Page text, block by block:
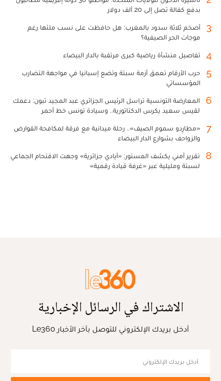
بدفع كفالة تصل إلى 20 ألف دولار
3
أضخم ثلاثة سدود بالمغرب: هل حافظت على نسب ملئها رغم
موجات الحر الصيفية؟
4 تفاصيل منشأة رياضية كبرى مرتقبة بالدار البيضاء
5
حرب الأرقام تعمق أزمة سبتة وتضع إسبانيا في مواجهة التضارب
المؤسساتي
6
المعارضة التونسية تراسل الرئيس الجزائري عبد المجيد تبون: دعمك
لقيس سعيد يكرس الدكتاتورية.. وسيادة تونس خط أحمر
7
«مطارِدو سموم الصيف».. رحلة ميدانية مع فرقة لمكافحة القوارض
والزواحف بشوارع الدار البيضاء
8
تقرير أمني يكشف المستور: «أيادي جزائرية» وجهت الاقتحام الجماعي
لسبتة ومليلية عبر «غرفة قيادة رقمية»
الاشتراك في الرسائل الإخبارية
أدخل بريدك الإلكتروني للتوصل بآخر الأخبار Le360